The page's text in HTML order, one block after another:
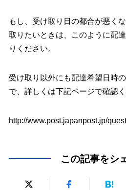
もし、受け取り日の都合が悪く
取りたいときは、このように配
りください。
受け取り以外にも配達希望日時
で、詳しくは下記ページで確認く
http://www.post.japanpost.jp/
この記事をシ